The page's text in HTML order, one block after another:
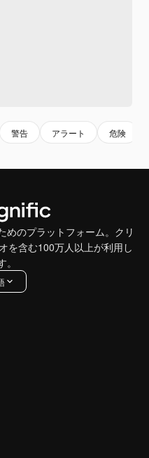
警告 アラート 危険
めのプラットフォーム。クリ
を含む100万人以上が利用し